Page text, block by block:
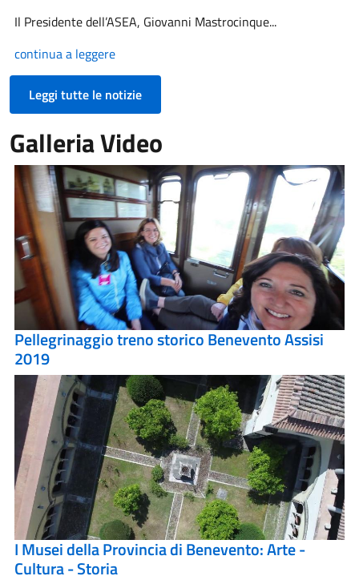
Il Presidente dell’ASEA, Giovanni Mastrocinque...
continua a leggere
Leggi tutte le notizie
Galleria Video
Pellegrinaggio treno storico Benevento Assisi
2019
I Musei della Provincia di Benevento: Arte -
Cultura - Storia